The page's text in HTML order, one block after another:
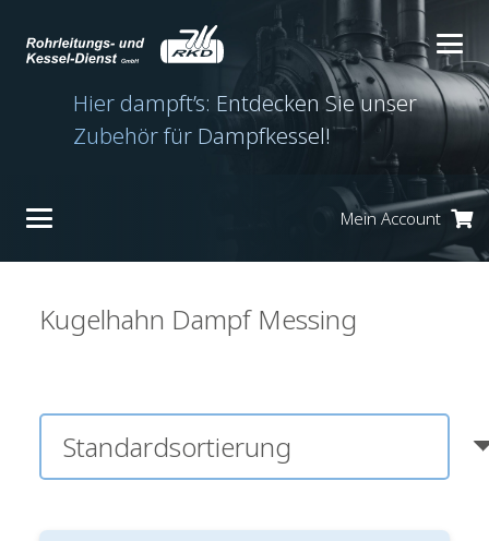
Hier dampft’s: Entdecken Sie unser
Zubehör für Dampfkessel!
Mein Account
Kugelhahn Dampf Messing